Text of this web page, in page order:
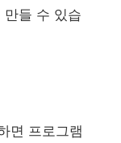
만들 수 있습
면 프로그램